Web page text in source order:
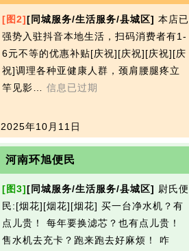
[图2][同城服务/生活服务/县城区] 本店已
强势入驻抖音本地生活，扫码消费者有1-
6元不等的优惠补贴[庆祝][庆祝][庆祝][庆
祝]调理各种亚健康人群，颈肩腰腿疼立
竿见影… 信息已过期
2025年10月11日
河南环旭便民
[图3][同城服务/生活服务/县城区] 尉氏便
民:[烟花][烟花][烟花] 买一台净水机？有
点儿贵！ 每年要换滤芯？也有点儿贵！
售水机去充卡？跑来跑去好麻烦！ 咋